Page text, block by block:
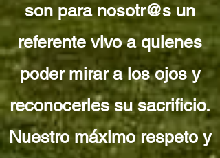
son para nosotr@s un
referente vivo a quienes
poder mirar a los ojos y
reconocerles su sacrificio.
Nuestro máximo respeto y